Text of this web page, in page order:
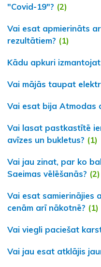
"Covid-19"? (2)
Vai esat apmierināts
rezultātiem? (1)
Kādu apkuri
Vai mājās taupat
Vai esat bija Atmodas
Vai lasat pastkastītē
avīzes un bukletus? (1)
Vai jau zinat, par ko
Saeimas vēlēšanās? (2)
Vai esat samierinājies
cenām arī nākotnē? (1)
Vai viegli paciešat
Vai jau esat atklājis